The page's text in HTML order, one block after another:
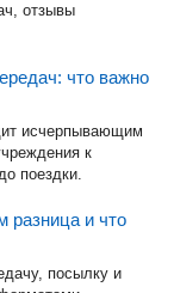
отзывы
что важно
исчерпывающим
к
поездки.
разница и что
посылку и